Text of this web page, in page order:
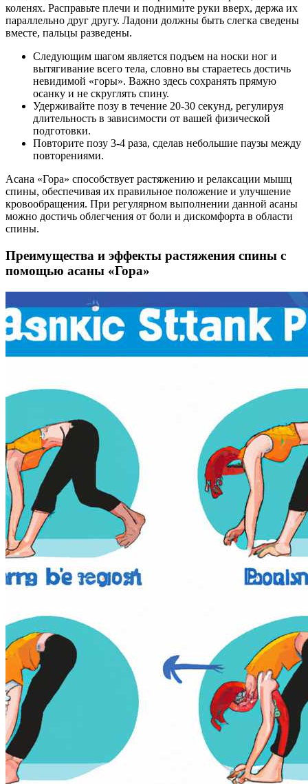
коленях. Расправьте плечи и поднимите руки вверх, держа их
параллельно друг другу. Ладони должны быть слегка сведены
вместе, пальцы разведены.
Следующим шагом является подъем на носки ног и
вытягивание всего тела, словно вы стараетесь достичь
невидимой «горы». Важно здесь сохранять прямую
осанку и не скруглять спину.
Удерживайте позу в течение 20-30 секунд, регулируя
длительность в зависимости от вашей физической
подготовки.
Повторите позу 3-4 раза, сделав небольшие паузы между
повторениями.
Асана «Гора» способствует растяжению и релаксации мышц
спины, обеспечивая их правильное положение и улучшение
кровообращения. При регулярном выполнении данной асаны
можно достичь облегчения от боли и дискомфорта в области
спины.
Преимущества и эффекты растяжения спины с
помощью асаны «Гора»